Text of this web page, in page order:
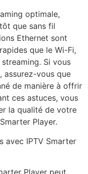
optimale,
que sans fil
Ethernet sont
que le Wi-Fi,
Si vous
assurez-vous que
de manière à offrir
ces astuces, vous
la qualité de votre
Player.
avec IPTV Smarter